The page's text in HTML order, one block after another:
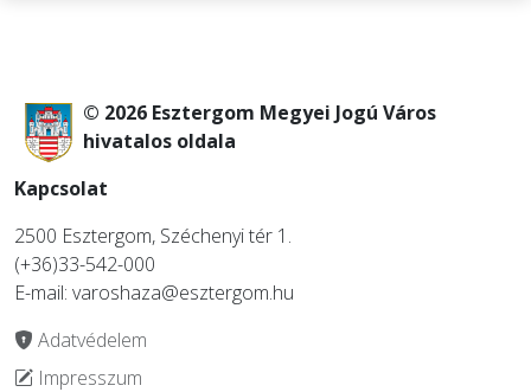
© 2026 Esztergom Megyei Jogú Város
hivatalos oldala
Kapcsolat
2500 Esztergom, Széchenyi tér 1.
(+36)33-542-000
E-mail: varoshaza@esztergom.hu
Adatvédelem
Impresszum